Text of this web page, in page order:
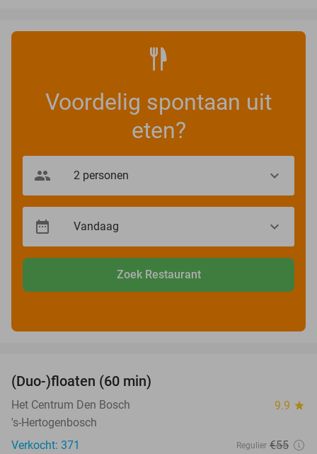
Voordelig spontaan uit
eten?
Zoek Restaurant
(Duo-)floaten (60 min)
Het Centrum Den Bosch 9.9 star
's-Hertogenbosch
Verkocht: 371
Regulier €55